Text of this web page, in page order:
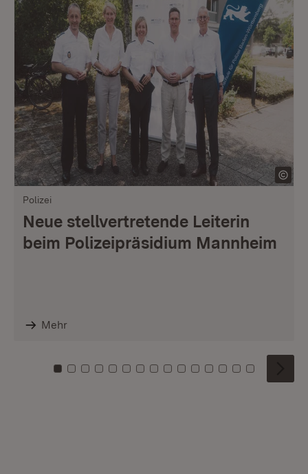
Polizei
Neue stellvertretende Leiterin
beim Polizeipräsidium Mannheim
Mehr
Zu Kachel: 0
Zu Kachel: 1
Zu Kachel: 2
Zu Kachel: 3
Zu Kachel: 4
Zu Kachel: 5
Zu Kachel: 6
Zu Kachel: 7
Zu Kachel: 8
Zu Kachel: 9
Zu Kachel: 10
Zu Kachel: 11
Zu Kachel: 12
Zu Kachel:
Zu